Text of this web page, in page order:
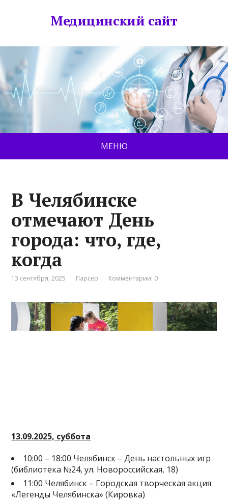
Медицинский сайт
МЕНЮ
В Челябинске
отмечают День
города: что, где,
когда
13 сентября, 2025 Парсер Комментарии: 0
13.09.2025, суббота
10:00 – 18:00 Челябинск – День настольных игр
(библиотека №24, ул. Новороссийская, 18)
11:00 Челябинск – Городская творческая акция
«Легенды Челябинска» (Кировка)